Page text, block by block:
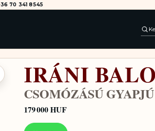
70 341 8545
IRÁNI
CSOMÓZÁSÚ
179 000 HUF